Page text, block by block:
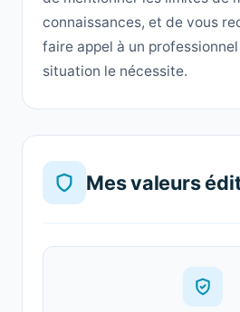
connaissances, et de vous
faire appel à un
situation le nécessite.
Mes valeurs